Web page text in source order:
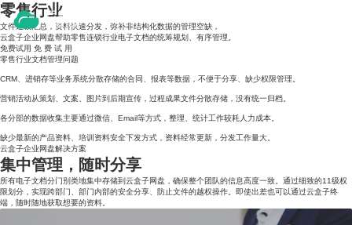
零售行业
文件逐级汇总，资料快速分发，弥补非结构化数据的管理空缺，
云盒子企业网盘帮助零售连锁行业电子文档的统筹规划、有序管理。
免费试用 免 费 试 用
零售行业文档管理问题
CRM、进销存等业务系统分散存储的合同、报表等数据，不便于分享、缺少权限管理。
营销活动从策划、文案、图片到后期宣传，过程成果文件分散存储，没有统一归档。
各分部的数据收集主要通过微信、Email等方式，整理、统计工作较耗人力成本。
缺少最新的产品资料、培训资料安全下发方式，资料经常更新，分发工作量大。
云盒子企业网盘解决方案
集中管理，随时分享
所有电子文档分门别类地集中存储到云盒子网盘，确保整个团队的信息高度一致。通过细致的11级权
限划分，实现跨部门、部门内部的安全分享、防止文件的越权操作。即使出差也可以通过云盒子终
端，随时随地获取想要的资料。